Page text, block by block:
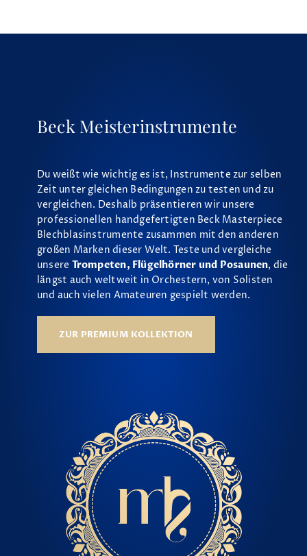
Beck Meisterinstrumente
Du weißt wie wichtig es ist, Instrumente zur selben
Zeit unter gleichen Bedingungen zu testen und zu
vergleichen. Deshalb präsentieren wir unsere
professionellen handgefertigten Beck Masterpiece
Blechblasinstrumente zusammen mit den anderen
großen Marken dieser Welt. Teste und vergleiche
unsere Trompeten, Flügelhörner und Posaunen, die
längst auch weltweit in Orchestern, von Solisten
und auch vielen Amateuren gespielt werden.
ZUR PREMIUM KOLLEKTION